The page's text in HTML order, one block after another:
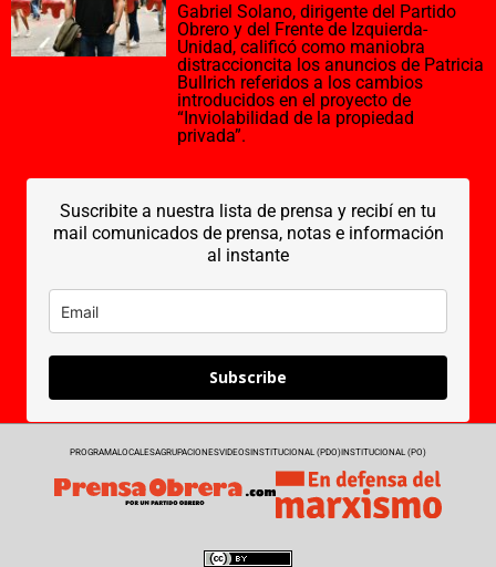
Gabriel Solano, dirigente del Partido
Obrero y del Frente de Izquierda-
Unidad, calificó como maniobra
distraccioncita los anuncios de Patricia
Bullrich referidos a los cambios
introducidos en el proyecto de
“Inviolabilidad de la propiedad
privada”.
Suscribite a nuestra lista de prensa y recibí en tu
mail comunicados de prensa, notas e información
al instante
Subscribe
PROGRAMALOCALESAGRUPACIONESVIDEOSINSTITUCIONAL (PDO)INSTITUCIONAL (PO)